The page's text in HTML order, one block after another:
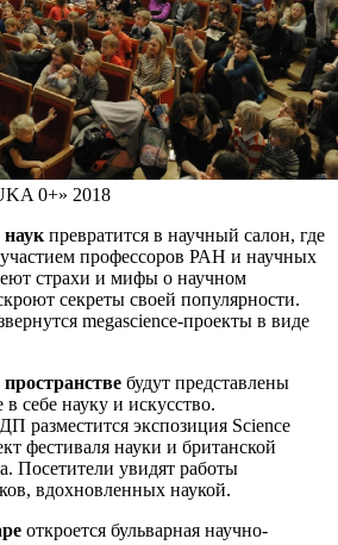
0+» 2018
наукпревратится в научный салон, где
участием профессоров РАН и научных
страхи и мифы о научном
секреты своей популярности.
megascience-проекты в виде
будут представлены
себе науку и искусство.
разместится экспозиция Science
фестиваля науки и британской
Посетители увидят работы
вдохновленных наукой.
откроется бульварная научно-